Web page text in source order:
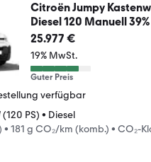
Citroën Jumpy
Diesel 120 Manuell
25.977 €
19% MwSt.
Guter Preis
verfügbar
PS) • Diesel
• 181 g CO₂/km (komb.) • CO₂-